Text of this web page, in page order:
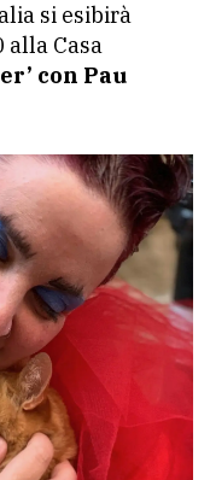
si esibirà
alla Casa
con Pau